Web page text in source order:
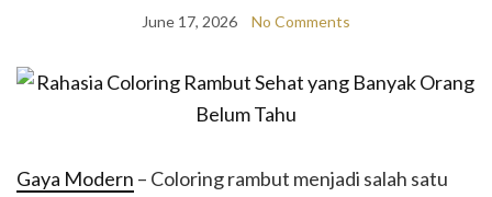
June 17, 2026 No Comments
Gaya Modern – Coloring rambut menjadi salah satu